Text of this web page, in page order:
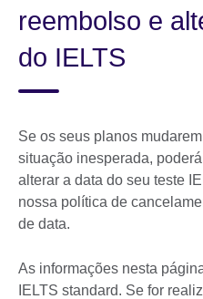
reembolso e
do IELTS
Se os seus planos
situação inesperada,
alterar a data do seu teste
nossa política de
de data.
As informações nesta
IELTS standard. Se for